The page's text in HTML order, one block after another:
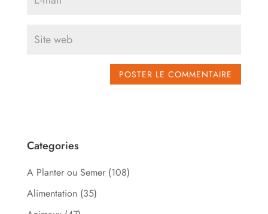
Categories
A Planter ou Semer (108)
Alimentation (35)